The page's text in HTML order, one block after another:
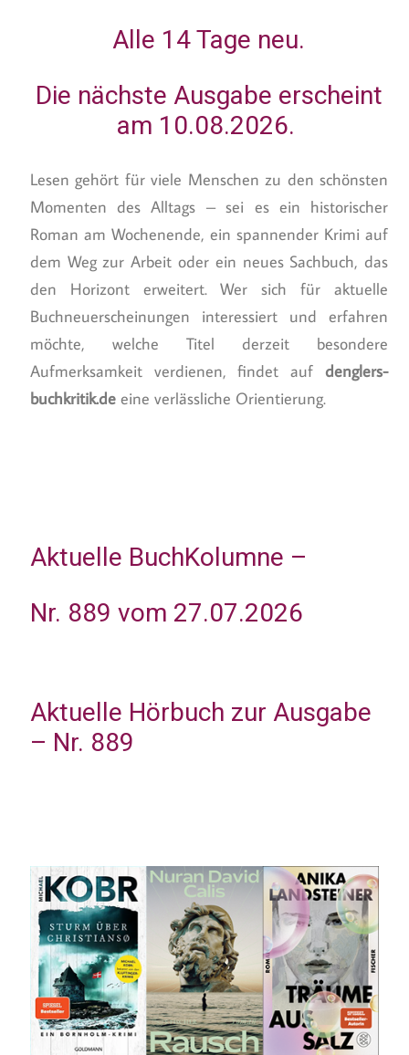
Alle 14 Tage neu.
Die nächste Ausgabe erscheint
am 10.08.2026.
Lesen gehört für viele Menschen zu den schönsten
Momenten des Alltags – sei es ein historischer
Roman am Wochenende, ein spannender Krimi auf
dem Weg zur Arbeit oder ein neues Sachbuch, das
den Horizont erweitert. Wer sich für aktuelle
Buchneuerscheinungen interessiert und erfahren
möchte, welche Titel derzeit besondere
Aufmerksamkeit verdienen, findet aufdenglers-
buchkritik.deeine verlässliche Orientierung.
Aktuelle BuchKolumne –
Nr. 889 vom 27.07.2026
Aktuelle Hörbuch zur Ausgabe
– Nr. 889